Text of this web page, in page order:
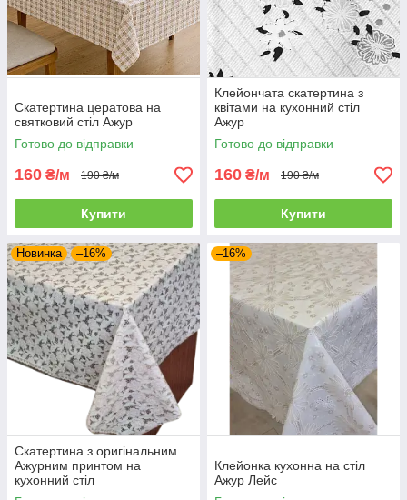
Скатертина цератова на
святковий стіл Ажур
Готово до відправки
160 ₴/м 190 ₴/м
Купити
Клейончата скатертина з
квітами на кухонний стіл
Ажур
Готово до відправки
160 ₴/м 190 ₴/м
Купити
Новинка –16%
Скатертина з оригінальним
Ажурним принтом на
кухонний стіл
–16%
Клейонка кухонна на стіл
Ажур Лейс